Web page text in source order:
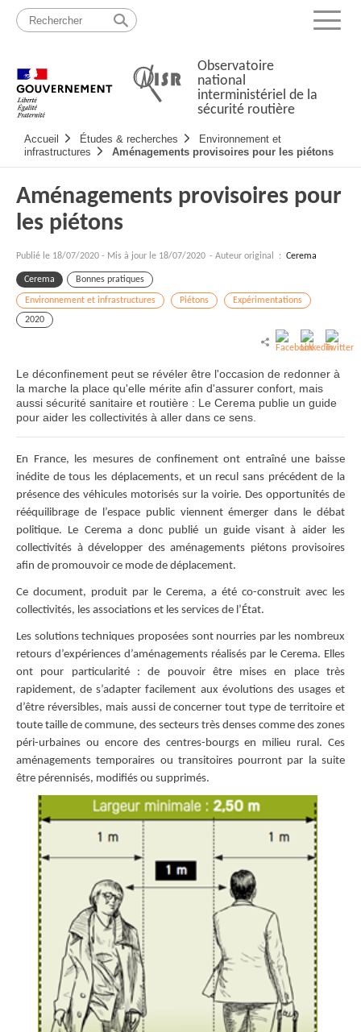
Passer
contenu
Menu
Observatoire
national
interministériel de la
sécurité routière
principale
Accueil Études & recherches
Environnement et
infrastructures
Aménagements provisoires pour les piétons
Aménagements provisoires pour
les piétons
Publié le 18/07/2020 - Mis à jour le 18/07/2020 - Auteur original : Cerema
Cerema Bonnes pratiques
Environnement et infrastructures Piétons
Expérimentations
2020
Le déconfinement peut se révéler être l'occasion de redonner à
la marche la place qu'elle mérite afin d'assurer confort, mais
aussi sécurité sanitaire et routière : Le Cerema publie un guide
pour aider les collectivités à aller dans ce sens.
En France, les mesures de confinement ont entraîné une baisse
inédite de tous les déplacements, et un recul sans précédent de la
présence des véhicules motorisés sur la voirie. Des opportunités de
rééquilibrage de l’espace public viennent émerger dans le débat
politique. Le Cerema a donc publié un guide visant à aider les
collectivités à développer des aménagements piétons provisoires
afin de promouvoir ce mode de déplacement.
Ce document, produit par le Cerema, a été co-construit avec les
collectivités, les associations et les services de l’État.
Les solutions techniques proposées sont nourries par les nombreux
retours d’expériences d’aménagements réalisés par le Cerema. Elles
ont pour particularité : de pouvoir être mises en place très
rapidement, de s’adapter facilement aux évolutions des usages et
d’être réversibles, mais aussi de concerner tout type de territoire et
toute taille de commune, des secteurs très denses comme des zones
péri-urbaines ou encore des centres-bourgs en milieu rural. Ces
aménagements temporaires ou transitoires pourront par la suite
être pérennisés, modifiés ou supprimés.